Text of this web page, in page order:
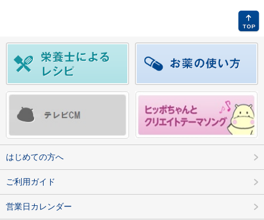
はじめての方へ
ご利用ガイド
営業日カレンダー